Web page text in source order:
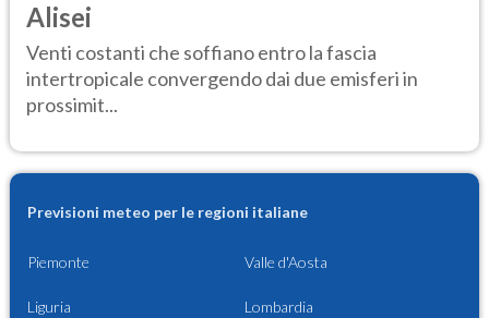
Alisei
Venti costanti che soffiano entro la fascia
intertropicale convergendo dai due emisferi in
prossimit...
Previsioni meteo per le regioni italiane
Piemonte Valle d'Aosta
Liguria Lombardia